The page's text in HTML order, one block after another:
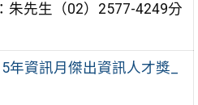
朱先生（02）2577-4249分
年資訊月傑出資訊人才獎_